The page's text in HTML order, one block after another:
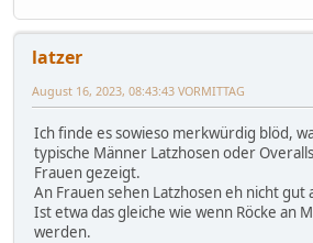
latzer
August 16, 2023, 08:43:43 VORMITTAG
Ich finde es sowieso merkwürdig blöd,
typische Männer Latzhosen oder
Frauen gezeigt.
An Frauen sehen Latzhosen eh nicht gut
Ist etwa das gleiche wie wenn Röcke an
werden.